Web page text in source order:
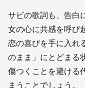
サビの歌詞も、告白
女の心に共感を呼び
恋の喜びを手に入れ
のまま」にとどまる
傷つくことを避ける
まうことでしょう。